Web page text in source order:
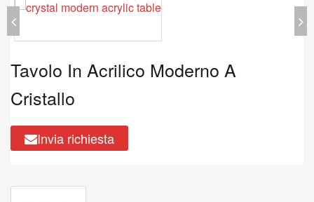
Tavolo In Acrilico Moderno A
Cristallo
Invia richiesta